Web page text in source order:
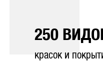
250
красок и